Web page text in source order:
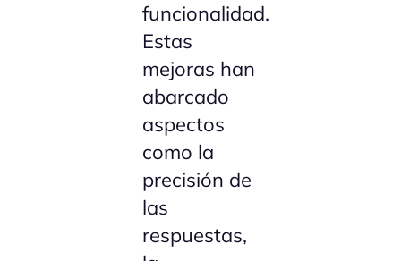
funcionalidad.
Estas
mejoras han
abarcado
aspectos
como la
precisión de
las
respuestas,